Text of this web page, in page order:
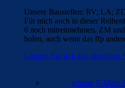
Unsere Baustellen: RV; LA;
Für mich auch in dieser
6 noch mitreinnehmen. ZM
holen, auch wenn das ffp
Loggen Sie sich ein, um einen
sebone 7. März